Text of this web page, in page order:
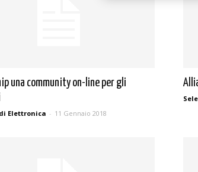
una community on-line per gli
Elettronica - 11 Gennaio 2018